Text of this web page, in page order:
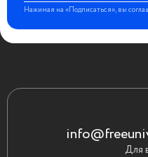
Нажимая на «Подписаться», вы
Для